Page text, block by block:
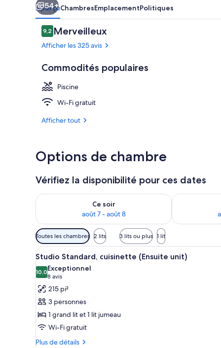
54+
AperçuChambresEmplacementPolitiques
Avis
9,29,2 sur 10 –
Merveilleux
Afficher les 325 avis
Commodités populaires
Piscine
Wi-Fi gratuit
Afficher tout
Options de chambre
Vérifiez la disponibilité pour ces dates
Ce soir
août 7 - août 8
Vérifier la disponibilité pour ce soir août 7 - août 8
Vérifier la
Filtres
disponibles
pour
les
chambres
Toutes les chambres 2 lits 3 lits ou plus 1 lit
Afficher
toutes
les
photos
pour
ce
type
de
chambre :
Une chambre d’hôtel avec
7
Studio Standard, cuisinette (Ensuite unit)
10,010,0 sur 10
Exceptionnel
8 avis
(8 avis)
215 pi²
3 personnes
1 grand lit et 1 lit jumeau
Wi-Fi gratuit
Plus de détails
Plus